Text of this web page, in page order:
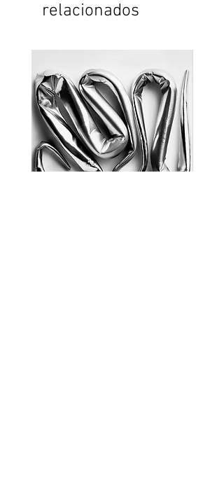
relacionados